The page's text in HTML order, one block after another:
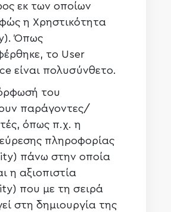
εκ των οποίων
η Χρηστικότητα
Όπως
το User
είναι πολυσύνθετο.
του
παράγοντες/
όπως π.χ. η
πληροφορίας
πάνω στην οποία
η αξιοπιστία
που με τη σειρά
στη δημιουργία της